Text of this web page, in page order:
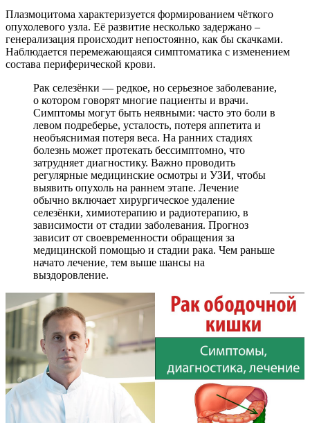
Плазмоцитома характеризуется формированием чёткого
опухолевого узла. Её развитие несколько задержано –
генерализация происходит непостоянно, как бы скачками.
Наблюдается перемежающаяся симптоматика с изменением
состава периферической крови.
Рак селезёнки — редкое, но серьезное заболевание,
о котором говорят многие пациенты и врачи.
Симптомы могут быть неявными: часто это боли в
левом подреберье, усталость, потеря аппетита и
необъяснимая потеря веса. На ранних стадиях
болезнь может протекать бессимптомно, что
затрудняет диагностику. Важно проводить
регулярные медицинские осмотры и УЗИ, чтобы
выявить опухоль на раннем этапе. Лечение
обычно включает хирургическое удаление
селезёнки, химиотерапию и радиотерапию, в
зависимости от стадии заболевания. Прогноз
зависит от своевременности обращения за
медицинской помощью и стадии рака. Чем раньше
начато лечение, тем выше шансы на
выздоровление.